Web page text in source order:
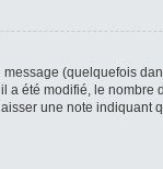
(quelquefois
été modifié, le nombre
une note indiquant